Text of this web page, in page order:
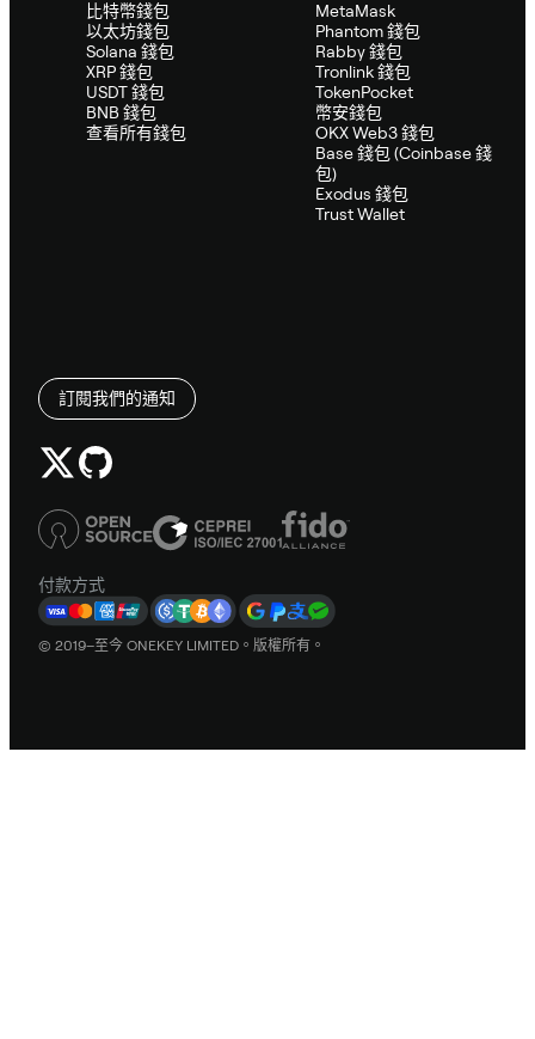
比特幣錢包
以太坊錢包
Solana 錢包
XRP 錢包
USDT 錢包
BNB 錢包
查看所有錢包
MetaMask
Phantom 錢包
Rabby 錢包
Tronlink 錢包
TokenPocket
幣安錢包
OKX Web3 錢包
Base 錢包 (Coinbase 錢
包)
Exodus 錢包
Trust Wallet
訂閱我們的通知
付款方式
© 2019–至今 ONEKEY LIMITED。版權所有。